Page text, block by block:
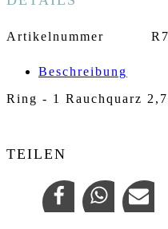
Artikelnummer
Beschreibung
Ring - 1 Rauchquarz
TEILEN